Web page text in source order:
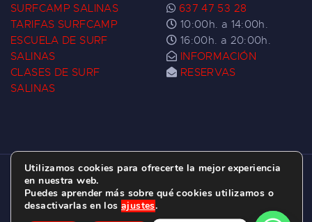
SURFCAMP SALINAS
TARIFAS SURFCAMP
ESCUELA DE SURF
SALINAS
CLASES DE SURF
SALINAS
637 47 53 28
10:00h. a 14:00h.
16:00h. a 20:00h.
INFORMACIÓN
RESERVAS
ESCUELA DE SURF LAS DUNAS ©
C/ BERNARDO ÁLVAREZ GALAN 1, SALINAS
(ASTURIAS)
Utilizamos cookies para ofrecerte la mejor experiencia
en nuestra web.
Puedes aprender más sobre qué cookies utilizamos o
desactivarlas en los ajustes.